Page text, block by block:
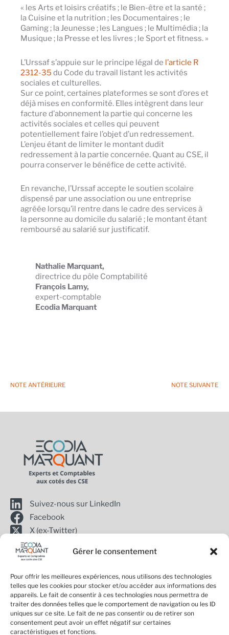
Gérer le consentement
Pour offrir les meilleures expériences, nous utilisons des technologies
telles que les cookies pour stocker et/ou accéder aux informations des
appareils. Le fait de consentir à ces technologies nous permettra de
traiter des données telles que le comportement de navigation ou les ID
uniques sur ce site. Le fait de ne pas consentir ou de retirer son
consentement peut avoir un effet négatif sur certaines
caractéristiques et fonctions.
« les Arts et loisirs créatifs ; le Bien-être et la santé ;
la Cuisine et la nutrition ; les Documentaires ; le
Gaming ; la Jeunesse ; les Langues ; le Multimédia ; la
Musique ; la Presse et les livres ; le Sport et fitness. »
L’Urssaf s’appuie sur le principe légal de l’article R
2312-35 du Code du travail listant les activités
sociales et culturelles.
Sur ce point, certaines plateformes se sont d’ores et
déjà mises en conformité. Elles intègrent dans leur
facture d’abonnement la partie qui concerne les
activités sociales et celles qui peuvent
potentiellement faire l’objet d’un redressement.
L’enjeu étant de limiter le montant dudit
redressement à la partie concernée. Quant au CSE, il
pourra conserver le bénéfice de cette activité.
En revanche, l’Urssaf accepte le soutien scolaire
dispensé par une association ou une entreprise
agréée lorsqu’il rentre dans le cadre des services à
la personne au domicile du salarié ; le montant étant
remboursé au salarié sur justificatif.
Nathalie Marquant,
directrice du pôle Comptabilité
François Lamy,
expert-comptable
Ecodia Marquant
NOTE ANTÉRIEURE NOTE SUIVANTE
Suivez-nous sur LinkedIn
Facebook
X (ex-Twitter)
Inscription
à
la
newsletter
Envoyer
01 44 53 94 06
19 avenue de Messine, 75008 PARIS
contact@ecodia-marquant.fr